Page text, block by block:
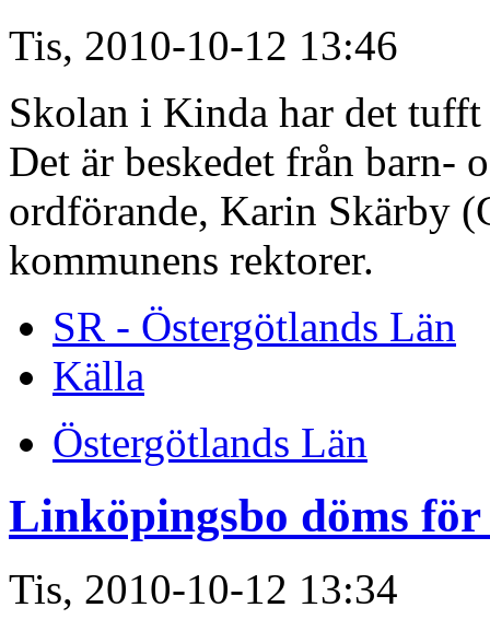
Tis, 2010-10-12 13:46
Skolan i Kinda har det
Det är beskedet från barn-
ordförande, Karin Skärby
kommunens rektorer.
SR - Östergötlands Län
Källa
Östergötlands Län
Linköpingsbo döms
Tis, 2010-10-12 13:34